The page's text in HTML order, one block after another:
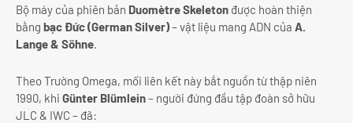
Bộ máy của phiên bản Duomètre Skeleton được hoàn thiện
bằng bạc Đức (German Silver)– vật liệu mang ADN của A.
Lange & Söhne.
Theo Trường Omega, mối liên kết này bắt nguồn từ thập niên
1990, khi Günter Blümlein– người đứng đầu tập đoàn sở hữu
JLC & IWC – đã: